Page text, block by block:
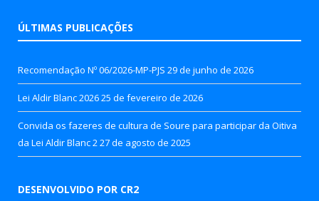
ÚLTIMAS PUBLICAÇÕES
Recomendação Nº 06/2026-MP-PJS 29 de junho de 2026
Lei Aldir Blanc 202625 de fevereiro de 2026
Convida os fazeres de cultura de Soure para participar da Oitiva
da Lei Aldir Blanc 227 de agosto de 2025
DESENVOLVIDO POR CR2